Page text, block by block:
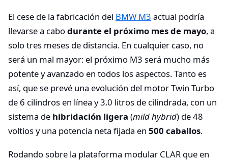
El cese de la fabricación del BMW M3 actual podría
llevarse a cabodurante el próximo mes de mayo, a
solo tres meses de distancia. En cualquier caso, no
será un mal mayor: el próximo M3 será mucho más
potente y avanzado en todos los aspectos. Tanto es
así, que se prevé una evolución del motor Twin Turbo
de 6 cilindros en línea y 3.0 litros de cilindrada, con un
sistema de hibridación ligera (mild hybrid) de 48
voltios y una potencia neta fijada en 500 caballos.
Rodando sobre la plataforma modular CLAR que en